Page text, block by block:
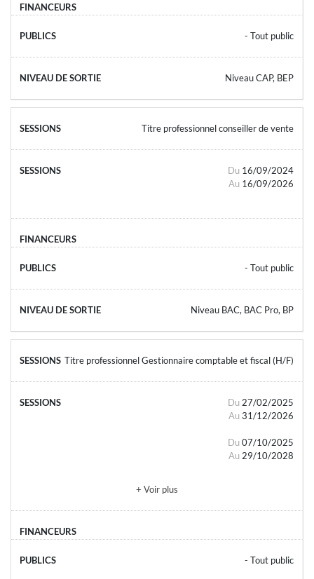
- Tout public
Niveau CAP, BEP
Titre professionnel conseiller de vente
Du 16/09/2024
Au 16/09/2026
- Tout public
Niveau BAC, BAC Pro, BP
Titre professionnel Gestionnaire comptable et fiscal (H/F)
Du 27/02/2025
Au 31/12/2026
Du 07/10/2025
Au 29/10/2028
+ Voir plus
- Tout public